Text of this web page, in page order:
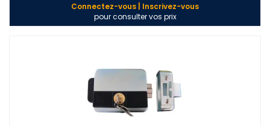
Connectez-vous | Inscrivez-vous
pour consulter vos prix